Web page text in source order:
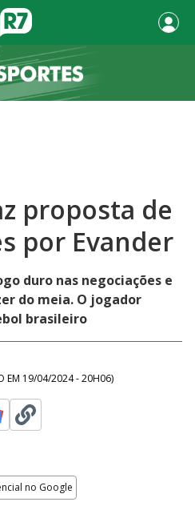
proposta de
por Evander
duro nas negociações e
do meia. O jogador
brasileiro
EM 19/04/2024 - 20H06)
no Google